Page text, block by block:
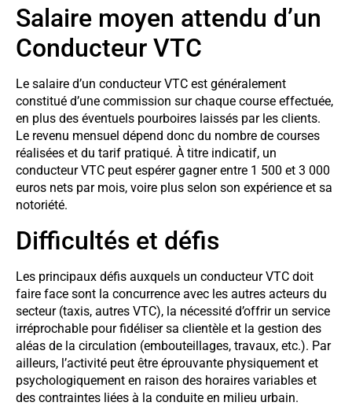
Salaire moyen attendu d’un
Conducteur VTC
Le salaire d’un conducteur VTC est généralement
constitué d’une commission sur chaque course effectuée,
en plus des éventuels pourboires laissés par les clients.
Le revenu mensuel dépend donc du nombre de courses
réalisées et du tarif pratiqué. À titre indicatif, un
conducteur VTC peut espérer gagner entre 1 500 et 3 000
euros nets par mois, voire plus selon son expérience et sa
notoriété.
Difficultés et défis
Les principaux défis auxquels un conducteur VTC doit
faire face sont la concurrence avec les autres acteurs du
secteur (taxis, autres VTC), la nécessité d’offrir un service
irréprochable pour fidéliser sa clientèle et la gestion des
aléas de la circulation (embouteillages, travaux, etc.). Par
ailleurs, l’activité peut être éprouvante physiquement et
psychologiquement en raison des horaires variables et
des contraintes liées à la conduite en milieu urbain.